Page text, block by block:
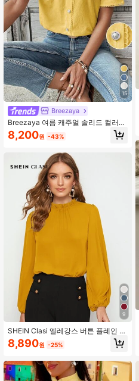
15
Breezaya
Breezaya 여름 캐주얼 솔리드 컬러
레이스 칼라 퍼프 소매 블라우스
8,200원 -43%
9
SHEIN Clasi 엘레강스 버튼 플레인 블
라우스
8,890원 -25%